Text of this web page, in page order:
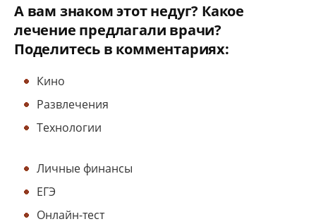
А вам знаком этот недуг? Какое
лечение предлагали врачи?
Поделитесь в комментариях:
Кино
Развлечения
Технологии
Личные финансы
ЕГЭ
Онлайн-тест